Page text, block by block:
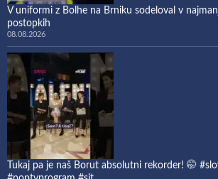
V uniformi z Bolhe na Brniku sodeloval v
postopkih
08.08.2026
Tukaj pa je naš Borut absolutni rekorder! 🤭